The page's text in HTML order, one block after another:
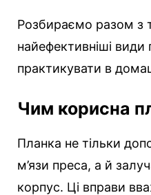
Розбираємо разом з
найефективніші
практикувати в
Чим корисна
Планка не тільки
м’язи преса, а й
корпус. Ці вправи